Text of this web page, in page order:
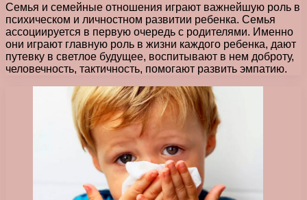
Семья и семейные отношения играют важнейшую роль в
психическом и личностном развитии ребенка. Семья
ассоциируется в первую очередь с родителями. Именно
они играют главную роль в жизни каждого ребенка, дают
путевку в светлое будущее, воспитывают в нем доброту,
человечность, тактичность, помогают развить эмпатию.